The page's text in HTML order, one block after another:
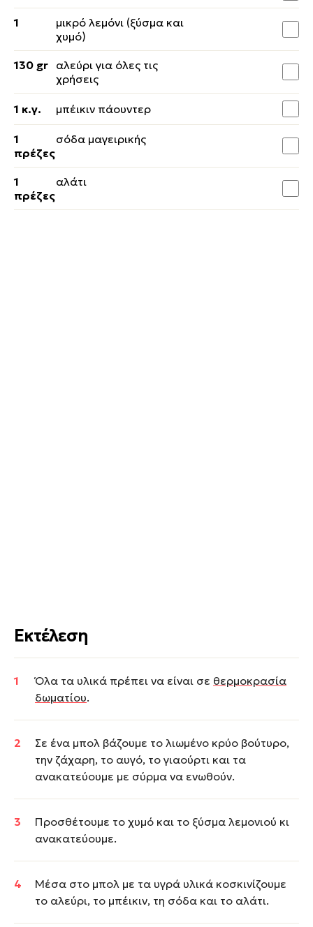
1
μικρό λεμόνι (ξύσμα και
χυμό)
130 gr αλεύρι για όλες τις
χρήσεις
1 κ.γ. μπέικιν πάουντερ
1
πρέζες
σόδα μαγειρικής
1
πρέζες
αλάτι
Εκτέλεση
Όλα τα υλικά πρέπει να είναι σε θερμοκρασία
δωματίου.
Σε ένα μπολ βάζουμε το λιωμένο κρύο βούτυρο,
την ζάχαρη, το αυγό, το γιαούρτι και τα
ανακατεύουμε με σύρμα να ενωθούν.
Προσθέτουμε το χυμό και το ξύσμα λεμονιού κι
ανακατεύουμε.
Μέσα στο μπολ με τα υγρά υλικά κοσκινίζουμε
το αλεύρι, το μπέικιν, τη σόδα και το αλάτι.